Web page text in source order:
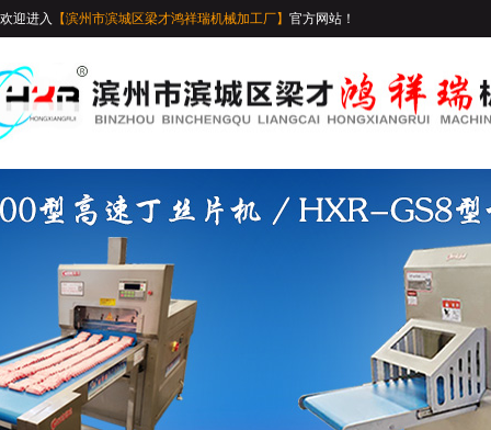
欢迎进入 【滨州市滨城区梁才鸿祥瑞机械加工厂】 官方网站！